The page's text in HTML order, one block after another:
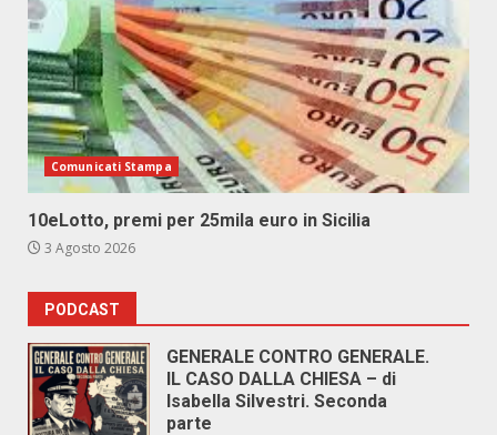
Comunicati Stampa
10eLotto, premi per 25mila euro in Sicilia
3 Agosto 2026
PODCAST
GENERALE CONTRO GENERALE.
IL CASO DALLA CHIESA – di
Isabella Silvestri. Seconda
parte